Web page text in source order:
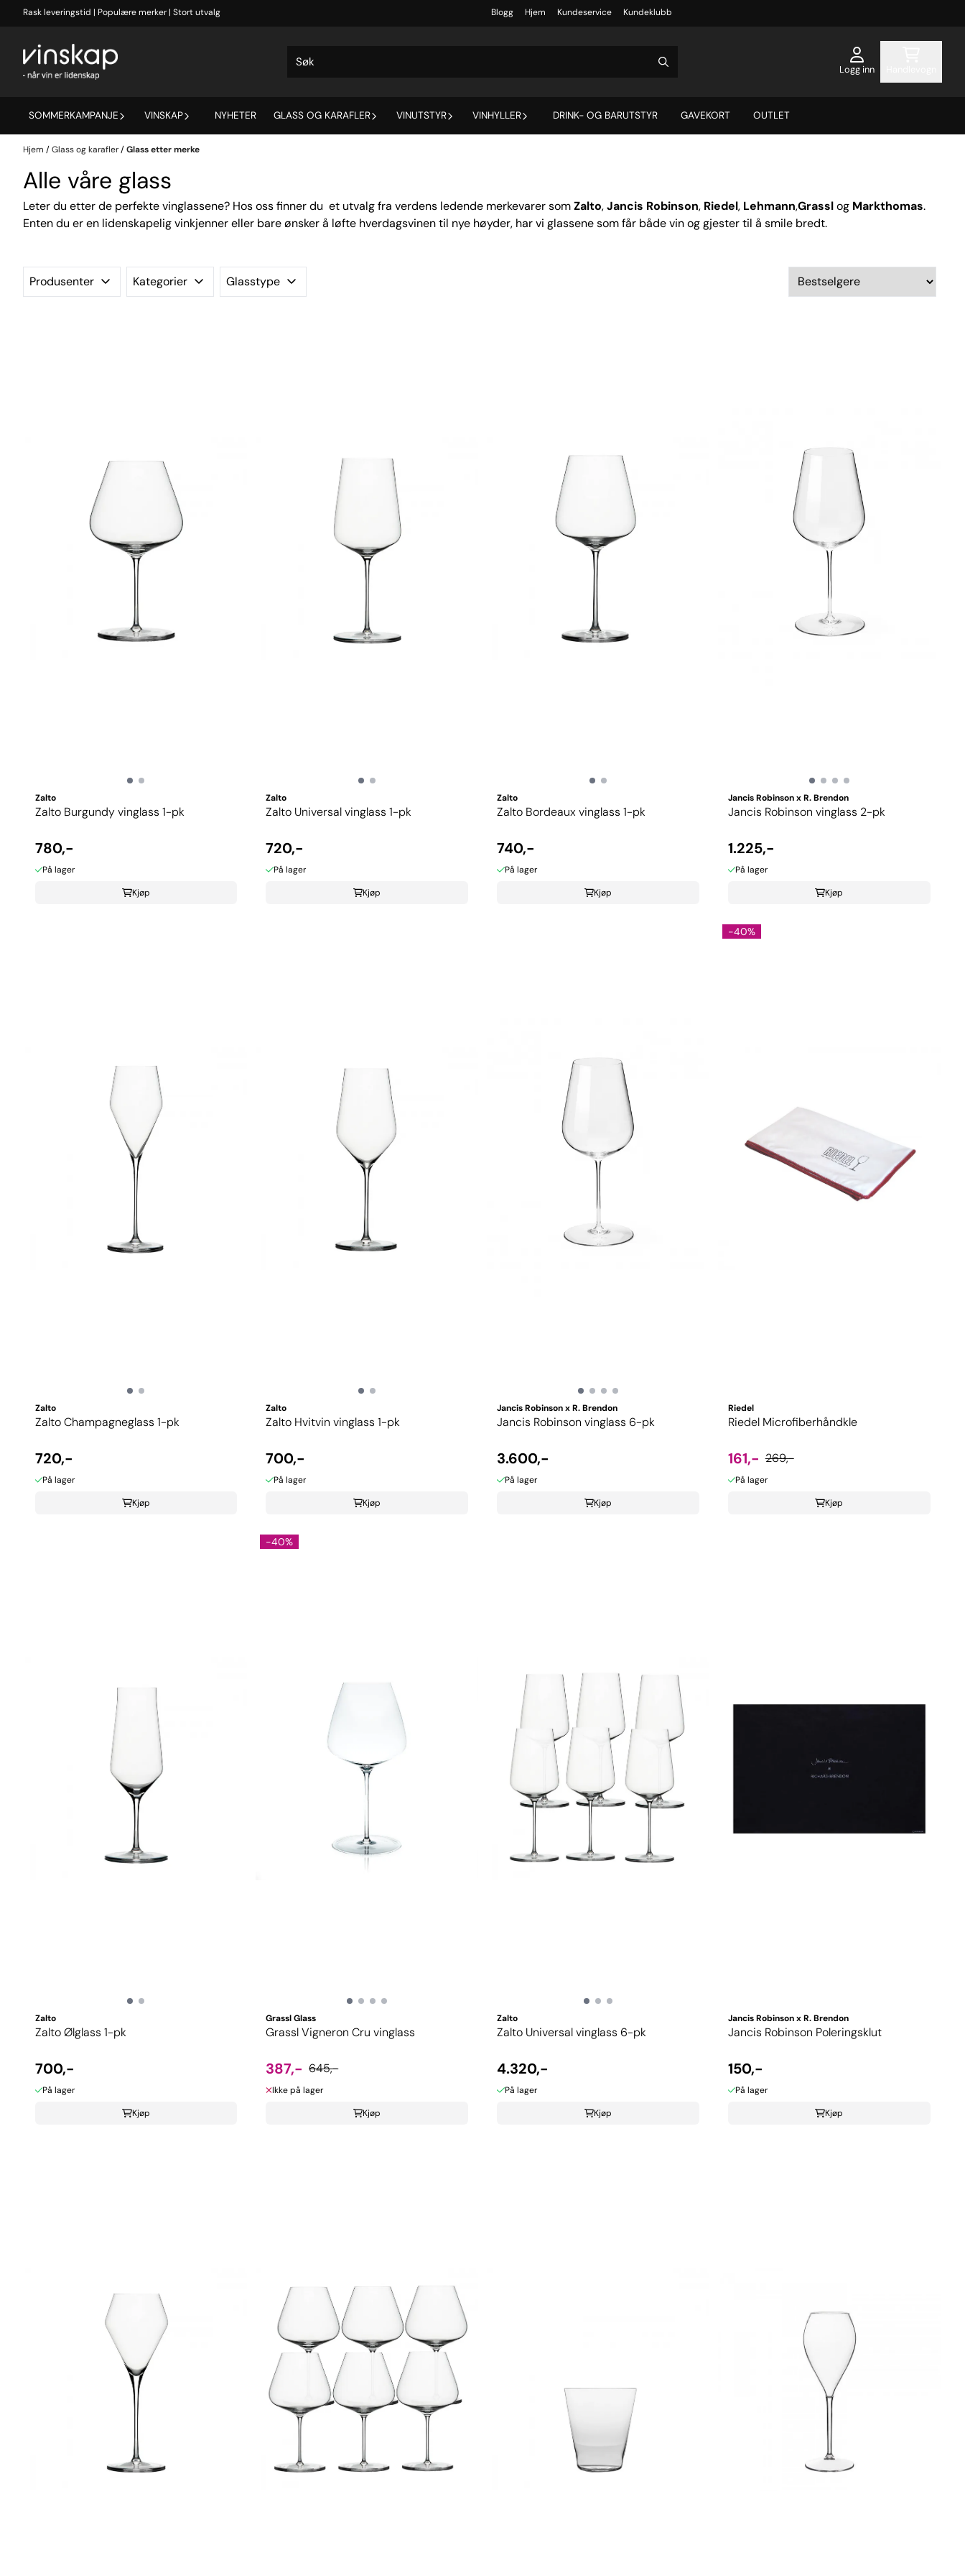
Hopp til innhold
Rask leveringstid | Populære merker | Stort utvalg Blogg Hjem Kundeservice Kundeklubb
Logg inn
SOMMERKAMPANJE VINSKAP NYHETER GLASS OG KARAFLER VINUTSTYR VINHYLLER DRINK- OG BARUTSTYR GAVEKORT OUTLET
Hjem /Glass og karafler/Glass etter merke
Alle våre glass
Leter du etter de perfekte vinglassene? Hos oss finner du et utvalg fra verdens ledende merkevarer somZalto,Jancis Robinson, Riedel, Lehmann,Grasslog Markthomas.
Enten du er en lidenskapelig vinkjenner eller bare ønsker å løfte hverdagsvinen til nye høyder, har vi glassene som får både vin og gjester til å smile bredt.
Produsenter Kategorier Glasstype
Zalto
Zalto Burgundy vinglass 1-pk
780,-
På lager
Kjøp
Zalto
Zalto Universal vinglass 1-pk
720,-
På lager
Kjøp
Zalto
Zalto Bordeaux vinglass 1-pk
740,-
På lager
Kjøp
Jancis Robinson x R. Brendon
Jancis Robinson vinglass 2-pk
1.225,-
På lager
Kjøp
Zalto
Zalto Champagneglass 1-pk
720,-
På lager
Kjøp
Zalto
Zalto Hvitvin vinglass 1-pk
700,-
På lager
Kjøp
Jancis Robinson x R. Brendon
Jancis Robinson vinglass 6-pk
3.600,-
På lager
Kjøp
-40%
Riedel
Riedel Microfiberhåndkle
161,- 269,-
På lager
Kjøp
Zalto
Zalto Ølglass 1-pk
700,-
På lager
Kjøp
-40%
Grassl Glass
Grassl Vigneron Cru vinglass
387,- 645,-
Ikke på lager
Kjøp
Zalto
Zalto Universal vinglass 6-pk
4.320,-
På lager
Kjøp
Jancis Robinson x R. Brendon
Jancis Robinson Poleringsklut
150,-
På lager
Kjøp